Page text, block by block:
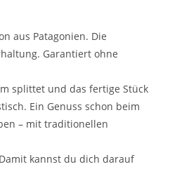
aus Patagonien. Die
Garantiert ohne
splittet und das fertige Stück
Ein Genuss schon beim
– mit traditionellen
kannst du dich darauf